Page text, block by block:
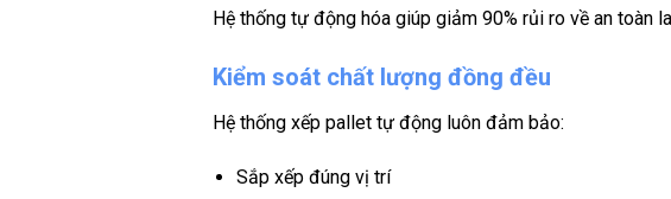
Hệ thống tự động hóa giúp giảm 90% rủi ro về an toàn
Kiểm soát chất lượng đồng đều
Hệ thống xếp pallet tự động luôn đảm bảo:
Sắp xếp đúng vị trí